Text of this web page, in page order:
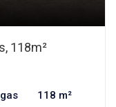
118m²
118 m²